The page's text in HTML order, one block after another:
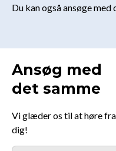
Du kan også ansøge med
Ansøg med
det samme
Vi glæder os til at høre fra
dig!